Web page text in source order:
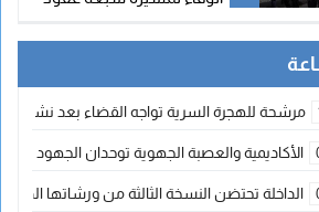
مرشحة للهجرة السرية تواجه القضاء بعد نشر
الأكاديمية والعصبة الجهوية توحدان الجهود
الداخلة تحتضن النسخة الثالثة من ورشاتها